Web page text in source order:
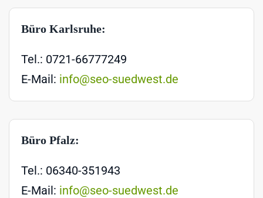
Büro Karlsruhe:
Tel.: 0721-66777249
E-Mail: info@seo-suedwest.de
Büro Pfalz:
Tel.: 06340-351943
E-Mail: info@seo-suedwest.de